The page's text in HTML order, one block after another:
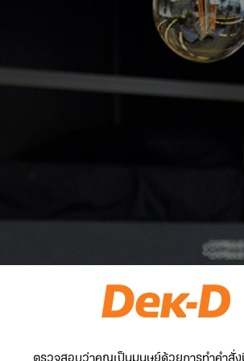
ตรวจสอบว่าคุณเป็นมนุษย์ด้วยการทำคำสั่ง